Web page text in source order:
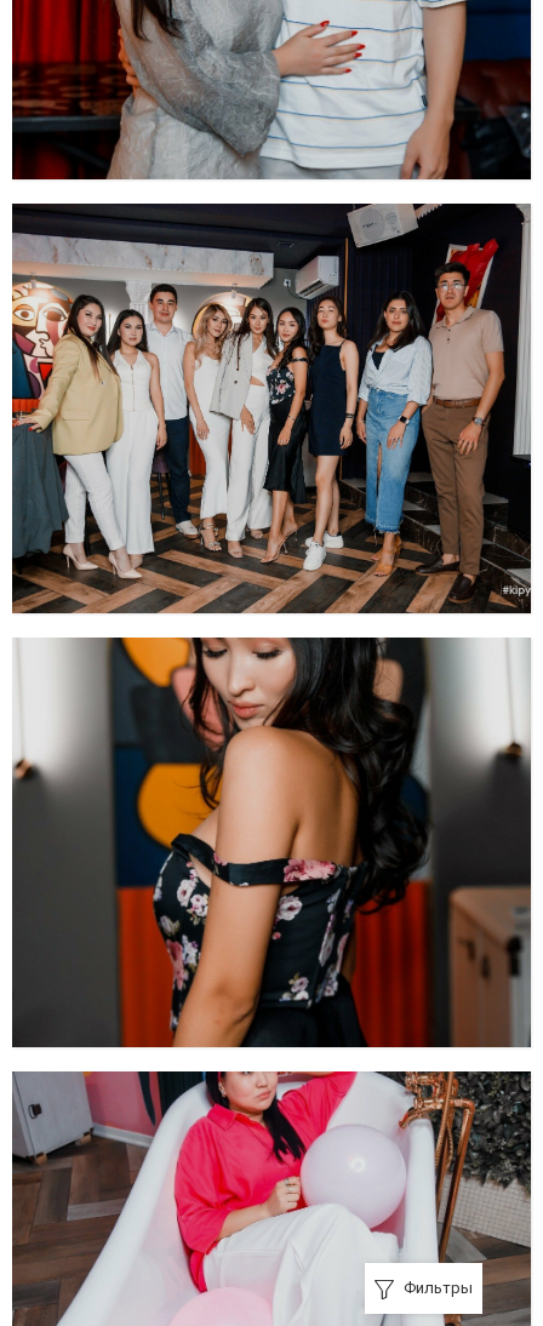
Фильтры